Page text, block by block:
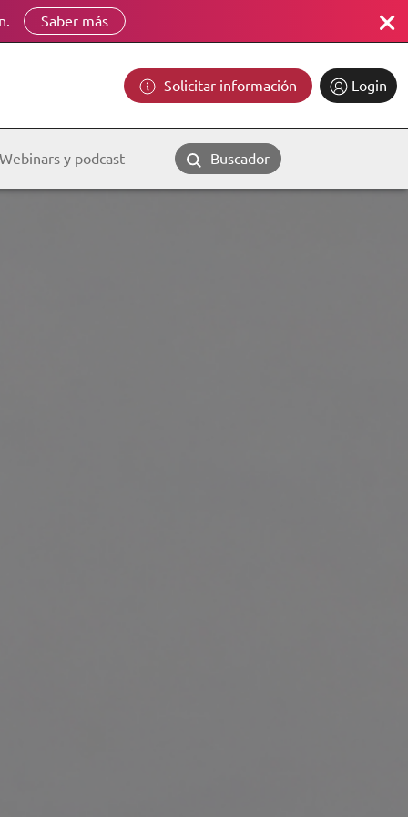
Saber más
Solicitar información Login
y podcast Buscador